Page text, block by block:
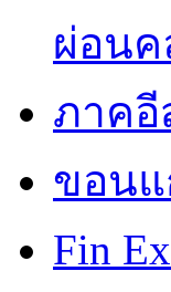
ผ่อนค
ภาคอี
ขอน
Fin